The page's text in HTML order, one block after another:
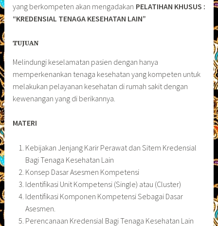
yang berkompeten akan mengadakan PELATIHAN KHUSUS :
“KREDENSIAL TENAGA KESEHATAN LAIN”
TUJUAN
Melindungi keselamatan pasien dengan hanya
memperkenankan tenaga kesehatan yang kompeten untuk
melakukan pelayanan kesehatan di rumah sakit dengan
kewenangan yang di berikannya.
MATERI
Kebijakan Jenjang Karir Perawat dan Sitem Kredensial
Bagi Tenaga Kesehatan Lain
Konsep Dasar Asesmen Kompetensi
Identifikasi Unit Kompetensi (Single) atau (Cluster)
Identifikasi Komponen Kompetensi Sebagai Dasar
Asesmen.
Perencanaan Kredensial Bagi Tenaga Kesehatan Lain